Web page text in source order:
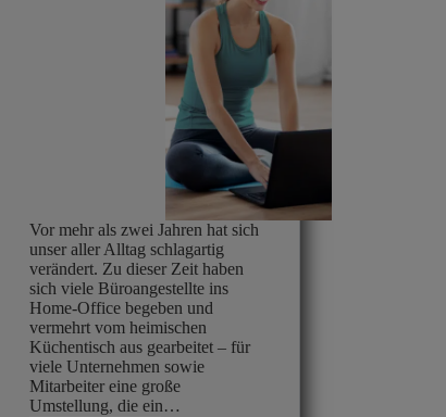
Vor mehr als zwei Jahren hat sich
unser aller Alltag schlagartig
verändert. Zu dieser Zeit haben
sich viele Büroangestellte ins
Home-Office begeben und
vermehrt vom heimischen
Küchentisch aus gearbeitet – für
viele Unternehmen sowie
Mitarbeiter eine große
Umstellung, die ein…